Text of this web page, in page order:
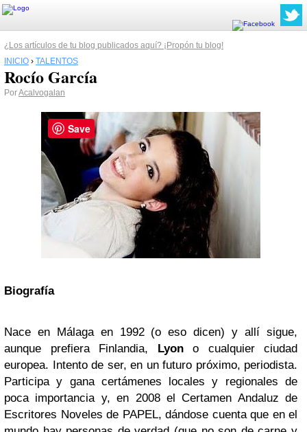
¿Los artículos de tu blog publicados aquí? ¡Propón tu blog!
INICIO › TALENTOS
Rocío García
PorAcalvogalan
Biografía
Nace en Málaga en 1992 (o eso dicen) y allí sigue,
aunque prefiera Finlandia, Lyono cualquier ciudad
europea. Intento de ser, en un futuro próximo, periodista.
Participa y gana certámenes locales y regionales de
poca importancia y, en 2008 el Certamen Andaluz de
Escritores Noveles de PAPEL, dándose cuenta que en el
Save